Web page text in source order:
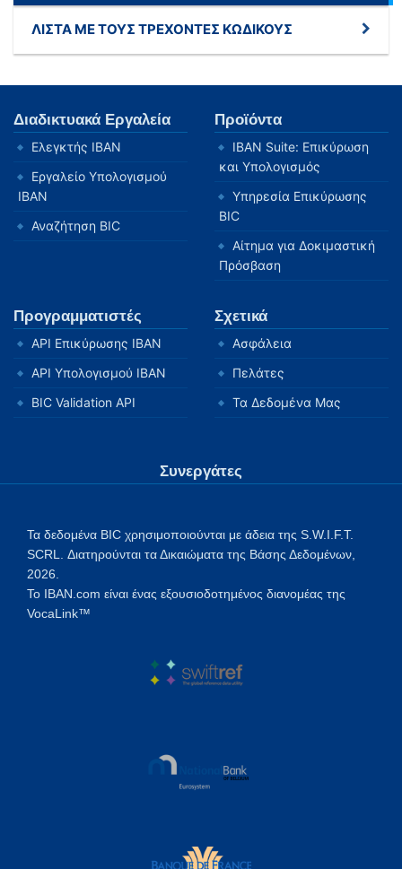
ΛΊΣΤΑ ΜΕ ΤΟΥΣ ΤΡΈΧΟΝΤΕΣ ΚΩΔΙΚΟΎΣ
Διαδικτυακά Εργαλεία
Ελεγκτής IBAN
Εργαλείο Υπολογισμού
IBAN
Αναζήτηση BIC
Προϊόντα
IBAN Suite: Επικύρωση
και Υπολογισμός
Υπηρεσία Επικύρωσης
BIC
Αίτημα για Δοκιμαστική
Πρόσβαση
Προγραμματιστές
API Επικύρωσης IBAN
API Υπολογισμού IBAN
BIC Validation API
Σχετικά
Ασφάλεια
Πελάτες
Τα Δεδομένα Μας
Συνεργάτες
Τα δεδομένα BIC χρησιμοποιούνται με άδεια της S.W.I.F.T.
SCRL. Διατηρούνται τα Δικαιώματα της Βάσης Δεδομένων,
2026.
Το IBAN.com είναι ένας εξουσιοδοτημένος διανομέας της
VocaLink™